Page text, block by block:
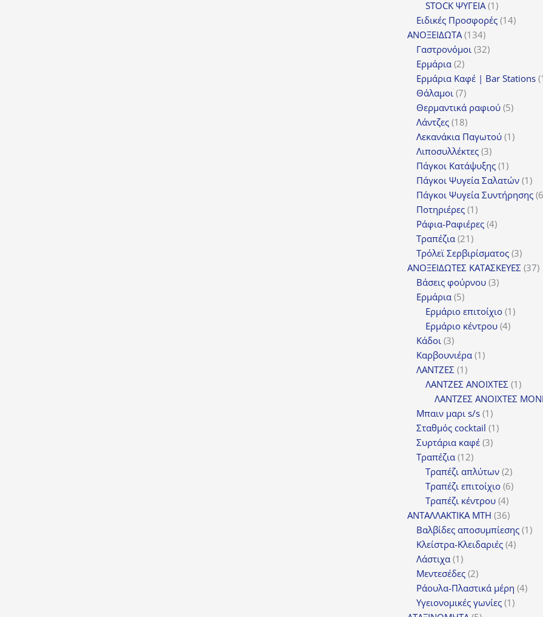
STOCK ΨΥΓΕΙΑ 11
προϊόν
Ειδικές Προσφορές 1414
ΑΝΟΞΕΙΔΩΤΑ 134134
προϊόντα
Γαστρονόμοι 3232
Ερμάρια 22
προϊόντα
Ερμάρια Καφέ | Bar Stations
Θάλαμοι 77
προϊόντα
Θερμαντικά ραφιού 55
Λάντζες 1818
προϊόντα
Λεκανάκια Παγωτού 11
Λιποσυλλέκτες 33
προϊόντα
Πάγκοι Κατάψυξης 11
προϊόν
Πάγκοι Ψυγεία Σαλατών 11
Πάγκοι Ψυγεία Συντήρησης 6
Ποτηριέρες 11
προϊόν
Ράφια-Ραφιέρες 44
Τραπέζια 2121
προϊόντα
Τρόλεϊ Σερβιρίσματος 33
ΑΝΟΞΕΙΔΩΤΕΣ ΚΑΤΑΣΚΕΥΕΣ 3737
Βάσεις φούρνου 33
Ερμάρια 55
προϊόντα
Ερμάριο επιτοίχιο 11
Ερμάριο κέντρου 44
Κάδοι 33
προϊόντα
Καρβουνιέρα 11
ΛΑΝΤΖΕΣ 11
προϊόν
ΛΑΝΤΖΕΣ ΑΝΟΙΧΤΕΣ 11
ΛΑΝΤΖΕΣ ΑΝΟΙΧΤΕΣ
Μπαιν μαρι s/s 11
προϊόν
Σταθμός cocktail 11
Συρτάρια καφέ 33
Τραπέζια 1212
προϊόντα
Τραπέζι απλύτων 22
προϊόντα
Τραπέζι επιτοίχιο 66
Τραπέζι κέντρου 44
προϊόντα
ΑΝΤΑΛΛΑΚΤΙΚΑ MTH 3636
προϊόντα
Βαλβίδες αποσυμπίεσης 11
Κλείστρα-Κλειδαριές 44
Λάστιχα 11
προϊόν
Μεντεσέδες 22
προϊόντα
Ράουλα-Πλαστικά μέρη 44
Υγειονομικές γωνίες 11